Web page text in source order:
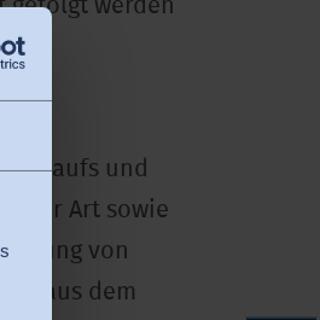
gefolgt werden
und
aller Art sowie
von
aus dem